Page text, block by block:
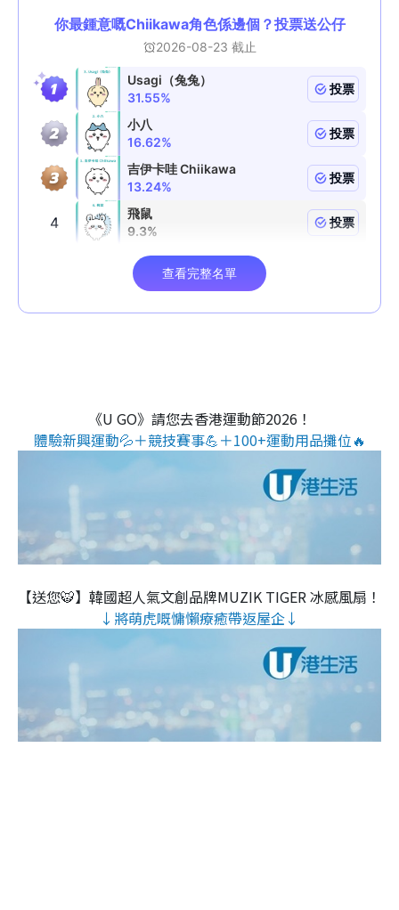
《U GO》請您去香港運動節2026！
體驗新興運動💦＋競技賽事💪＋100+運動用品攤位🔥
【送您🐯】韓國超人氣文創品牌MUZIK TIGER 冰感風扇！
↓將萌虎嘅慵懶療癒帶返屋企↓